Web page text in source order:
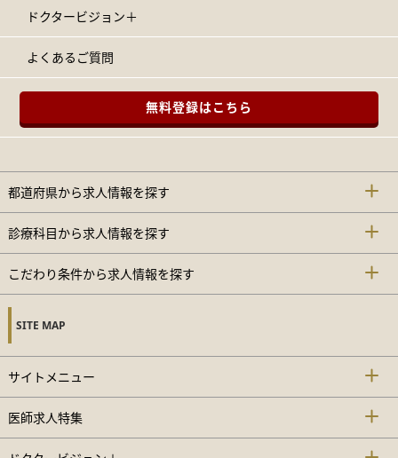
ドクタービジョン＋
よくあるご質問
無料登録はこちら
都道府県から求人情報を探す
診療科目から求人情報を探す
こだわり条件から求人情報を探す
SITE MAP
サイトメニュー
医師求人特集